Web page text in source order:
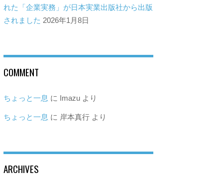
れた「企業実務」が日本実業出版社から出版
されました 2026年1月8日
COMMENT
ちょっと一息 に Imazu より
ちょっと一息 に 岸本真行 より
ARCHIVES